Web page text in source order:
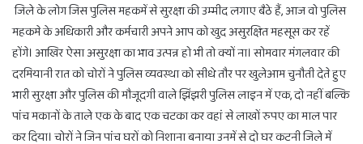
जिले के लोग जिस पुलिस महकमें से सुरक्षा की उम्मीद लगाए बैठे हैं, आज वो पुलिस
महकमे के अधिकारी और कर्मचारी अपने आप को खुद असुरक्षित महसूस कर रहें
होंगे। आखिर ऐसा असुरक्षा का भाव उत्पन्न हो भी तो क्यों ना। सोमवार मंगलवार की
दरमियानी रात को चोरों ने पुलिस व्यवस्था को सीधे तौर पर खुलेआम चुनौती देते हुए
भारी सुरक्षा और पुलिस की मौजूदगी वाले झिंझरी पुलिस लाइन में एक, दो नहीं बल्कि
पांच मकानों के ताले एक के बाद एक चटका कर वहां से लाखों रुपए का माल पार
कर दिया। चोरों ने जिन पांच घरों को निशाना बनाया उनमें से दो घर कटनी जिले में